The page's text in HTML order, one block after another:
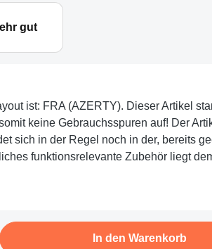
gut
ist: FRA (AZERTY). Dieser Artikel
keine Gebrauchsspuren auf! Der
sich in der Regel noch in der, bereits
funktionsrelevante Zubehör liegt
den gewünschten Wert
In den Warenkorb